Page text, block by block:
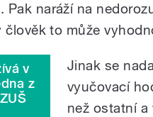
Pak naráží na
člověk to může
v
z
Jinak se
vyučovací
než ostatní a